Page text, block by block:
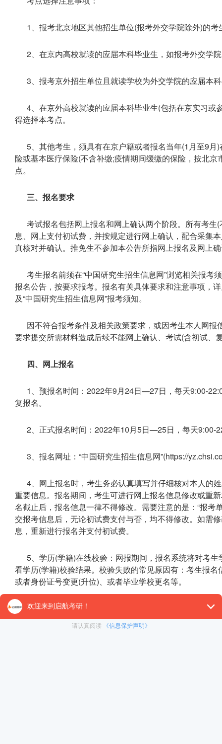
1、报考北京地区其他招生单位(报考外交学院除外)的
2、在京内高校就读的应届本科毕业生，如报考外交学
3、报考京外招生单位且就读学校为外交学院的应届本
4、在京外高校就读的应届本科毕业生(包括在京实习
得选择本考点。
5、其他考生，须具有在京户籍或者报名当年(1月至9
险或基本医疗保险(不含补缴;疫情期间缓缴的保险，按北
点。
三、报名要求
考试报名包括网上报名和网上确认两个阶段。所有考
息、网上支付初试费，并按规定进行网上确认，配合采集
真核对并确认。推免生不参加本公告所指网上报名及网上
考生报名前须在“中国研究生招生信息网”浏览相关报
报名公告，按要求报考。报名有关具体要求和注意事项，
及“中国研究生招生信息网”报考须知。
因不符合报考条件及相关政策要求，或因考生本人网
要求提交所需材料造成后续不能网上确认、考试(含初试、
四、网上报名
1、预报名时间：2022年9月24日—27日，每天9:00-
复报名。
2、正式报名时间：2022年10月5日—25日，每天9:00-
3、报名网址：“中国研究生招生信息网”(https://
4、网上报名时，考生务必认真填写并仔细核对本人的
重要信息。报名期间，考生可进行网上报名信息修改或重
名截止后，报名信息一律不得修改。需要注意的是：“报考
交报考信息后，无论初试费支付与否，均不得修改。如需
息，重新进行报名并支付初试费。
5、学历(学籍)在线校验：网报期间，报名系统将对考
看学历(学籍)校验结果。校验失败的常见原因有：考生报
或者身份证号变更(升位)、或者毕业学校更名等。
未通过网上学历(学籍)校验的考生应及时到学籍学历 认